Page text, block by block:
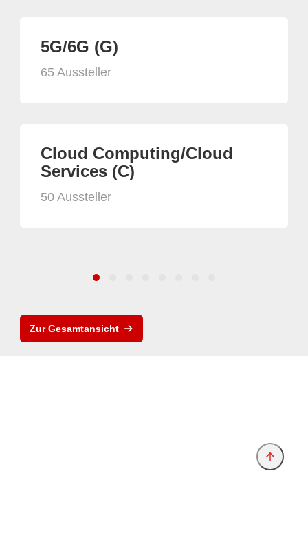
5G/6G (G)
65 Aussteller
Cloud Computing/Cloud
Services (C)
50 Aussteller
Zur Gesamtansicht